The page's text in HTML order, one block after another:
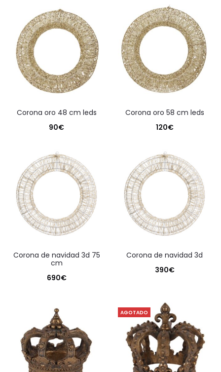
corona oro 48 cm leds
90€
corona oro 58 cm leds
120€
corona de navidad 3d 75
cm
690€
corona de navidad 3d
390€
AGOTADO